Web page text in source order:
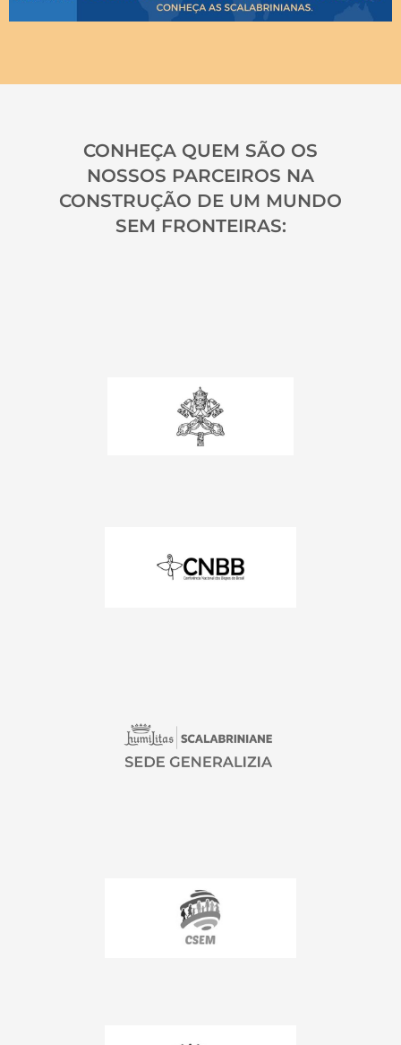
CONHEÇA QUEM SÃO OS
NOSSOS PARCEIROS NA
CONSTRUÇÃO DE UM MUNDO
SEM FRONTEIRAS: